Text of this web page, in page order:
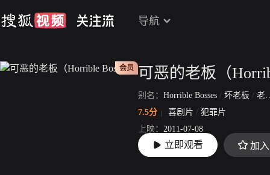
导航
会员 可恶的老板（
别名： Horrible Bosses / 坏老板 / 老板不是人
7.5分
喜剧片 / 犯罪片
上映： 2011-07-08
片长： 93分39秒
立即观看 加